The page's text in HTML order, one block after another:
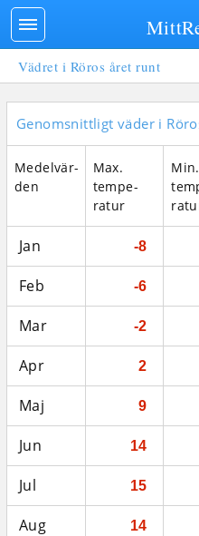
Vädret i Röros året runt
Genomsnittligt väder i
Medel­vär­
den
Max.
tempe­
ratur
Min.
Jan -8
Feb -6
Mar -2
Apr 2
Maj 9
Jun 14
Jul 15
Aug 14